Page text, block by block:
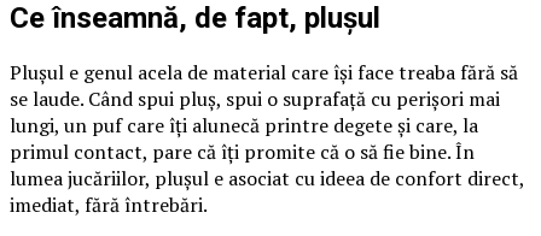
Ce înseamnă, de fapt, plușul
Plușul e genul acela de material care își face treaba fără să
se laude. Când spui pluș, spui o suprafață cu perișori mai
lungi, un puf care îți alunecă printre degete și care, la
primul contact, pare că îți promite că o să fie bine. În
lumea jucăriilor, plușul e asociat cu ideea de confort direct,
imediat, fără întrebări.